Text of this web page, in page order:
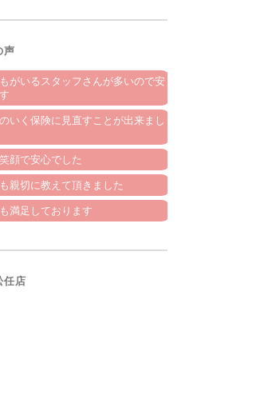
声
がいるスタッフさんが多いので安
いく保険に見直すことが出来まし
顔で安心でした
親切に教えて頂きました
満足しております
任店